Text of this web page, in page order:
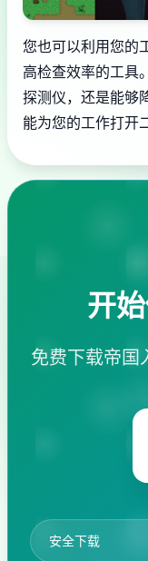
您也可以利用您的
高检查效率的工具
探测仪，还是能够
能为您的工作打开
开
免费下载帝国
安全下载